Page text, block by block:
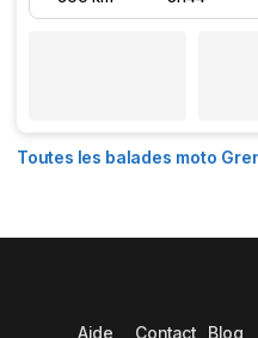
Toutes les balades moto
Aide Contact Blog